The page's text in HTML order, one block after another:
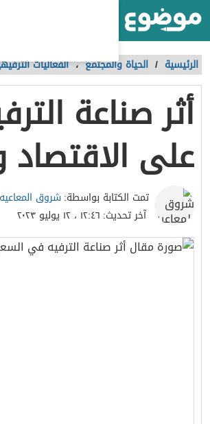
الرئيسية / الحياة والمجتمع،الفعاليات
أثر صناعة
على الاقتصاد
تمت الكتابة بواسطة:شروق المعاعيه
آخر تحديث: ١٢:٤٦ ، ١٢ يوليو ٢٠٢٣